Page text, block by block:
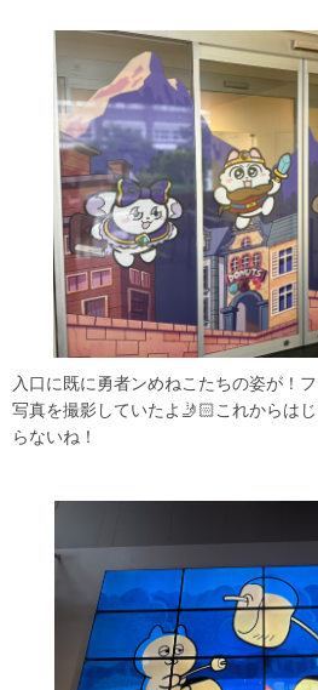
入口に既に勇者ンめねこたちの姿が！
写真を撮影していたよ🤳🏻これからは
らないね！